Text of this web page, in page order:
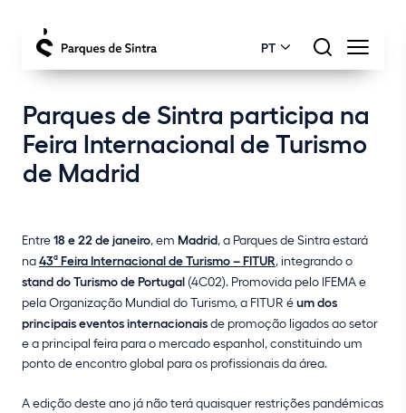
PT
Parques de Sintra participa na
Feira Internacional de Turismo
de Madrid
Entre18 e 22 de janeiro, em Madrid, a Parques de Sintra estará
na43ª Feira Internacional de Turismo – FITUR, integrando o
stand do Turismo de Portugal (4C02). Promovida pelo IFEMA e
pela Organização Mundial do Turismo, a FITUR éum dos
principais eventos internacionaisde promoção ligados ao setor
e a principal feira para o mercado espanhol, constituindo um
ponto de encontro global para os profissionais da área.
A edição deste ano já não terá quaisquer restrições pandémicas